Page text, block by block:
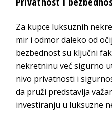
Za kupce luksuznih
mir i odmor daleko od
bezbednost su ključni
nekretninu već sigurno
nivo privatnosti i
da pruži predstavlja
investiranju u luksuzne